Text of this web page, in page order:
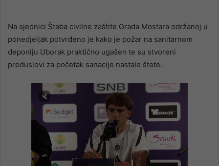
Na sjednici Štaba civilne zaštite Grada Mostara održanoj u
ponedjeljak potvrđeno je kako je požar na sanitarnom
deponiju Uborak praktično ugašen te su stvoreni
preduslovi za početak sanacije nastale štete.